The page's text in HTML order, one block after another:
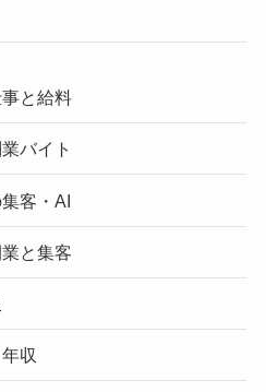
と給料
バイト
客・AI
と集客
収